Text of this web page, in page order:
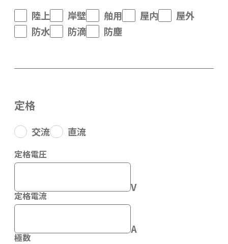
陸上 岸壁 舶用 屋内
屋外
防水
防滴 防塵
定格
交流 直流
定格電圧
V
定格電流
A
極数